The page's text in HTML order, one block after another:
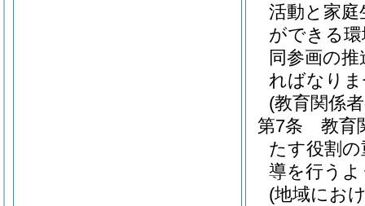
活動と家
ができる
同参画の
ればなり
(教育関係
第7条
教育
たす役割
導を行う
(地域にお